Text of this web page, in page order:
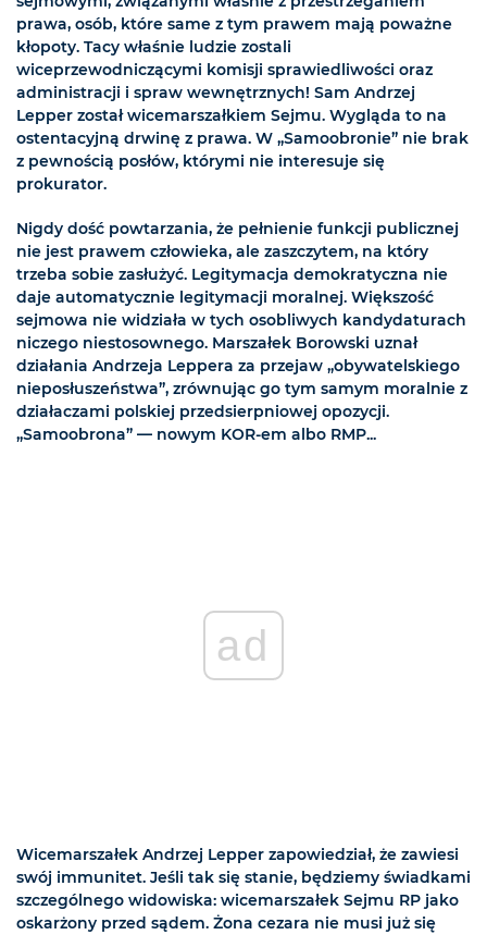
prawa, osób, które same z tym prawem mają poważne
kłopoty. Tacy właśnie ludzie zostali
wiceprzewodniczącymi komisji sprawiedliwości oraz
administracji i spraw wewnętrznych! Sam Andrzej
Lepper został wicemarszałkiem Sejmu. Wygląda to na
ostentacyjną drwinę z prawa. W „Samoobronie” nie brak
z pewnością posłów, którymi nie interesuje się
prokurator.
Nigdy dość powtarzania, że pełnienie funkcji publicznej
nie jest prawem człowieka, ale zaszczytem, na który
trzeba sobie zasłużyć. Legitymacja demokratyczna nie
daje automatycznie legitymacji moralnej. Większość
sejmowa nie widziała w tych osobliwych kandydaturach
niczego niestosownego. Marszałek Borowski uznał
działania Andrzeja Leppera za przejaw „obywatelskiego
nieposłuszeństwa”, zrównując go tym samym moralnie z
działaczami polskiej przedsierpniowej opozycji.
„Samoobrona” — nowym KOR-em albo RMP...
ad
Wicemarszałek Andrzej Lepper zapowiedział, że zawiesi
swój immunitet. Jeśli tak się stanie, będziemy świadkami
szczególnego widowiska: wicemarszałek Sejmu RP jako
oskarżony przed sądem. Żona cezara nie musi już się